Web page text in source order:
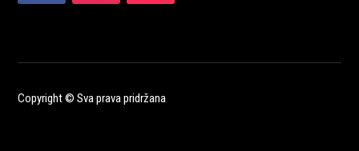
Copyright © Sva prava pridržana